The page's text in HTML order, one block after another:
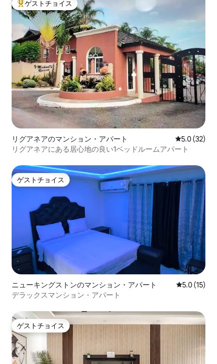
大好評のゲストチョイスです。
ゲストチョイス
リグアネアのマンション・アパート レビュー32
5.0 (32)
リグアネアにある居心地の良い1ベッドルームアパート
ゲストチョイス
ゲストチョイス
ニューキングストンのマンション・アパート レビュー15
5.0 (15)
デラックスマンション・アパート
ゲストチョイス
ゲストチョイス